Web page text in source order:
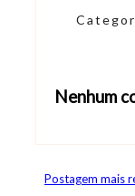
Nenhum
Postagem mais